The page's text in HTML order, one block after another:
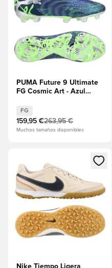
PUMA Future 9 Ultimate
FG Cosmic Art - Azul
Plata EDICIÓN LIMITADA
FG
159,95 €263,95 €
Muchos tamaños disponibles
Abre un modal para iniciar
Nike Tiempo Ligera